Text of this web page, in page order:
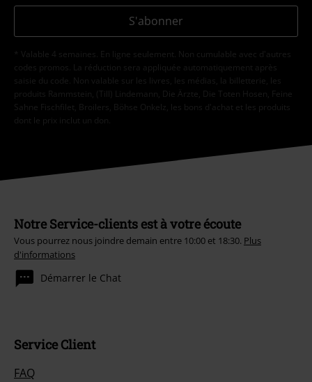
S'abonner
* Valable 4 semaines. En ligne seulement. Non cumulable avec d'autres
codes promos. La réduction sera appliquée automatiquement après
saisie du code. Non valable sur les livres, les médias, la billetterie, les
produits Rammstein, (Till) Lindemann, Die Ärzte, Die Toten Hosen, Feine
Sahne Fischfilet, Broilers, Böhse Onkelz, les bons d'achat et les produits
dont le prix inclut un don.
Notre Service-clients est à votre écoute
Vous pourrez nous joindre demain entre 10:00 et 18:30. Plus
d'informations
Démarrer le Chat
Service Client
FAQ